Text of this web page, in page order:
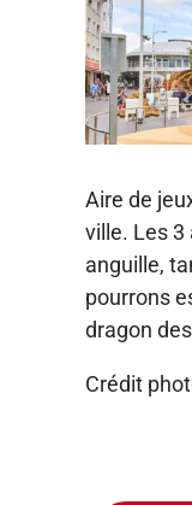
Aire de
ville. Les 3
anguille,
pourrons
dragon
Crédit